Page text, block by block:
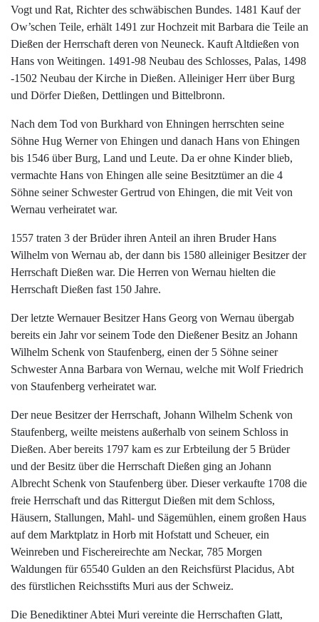
Vogt und Rat, Richter des schwäbischen Bundes. 1481 Kauf der
Ow’schen Teile, erhält 1491 zur Hochzeit mit Barbara die Teile an
Dießen der Herrschaft deren von Neuneck. Kauft Altdießen von
Hans von Weitingen. 1491-98 Neubau des Schlosses, Palas, 1498
-1502 Neubau der Kirche in Dießen. Alleiniger Herr über Burg
und Dörfer Dießen, Dettlingen und Bittelbronn.
Nach dem Tod von Burkhard von Ehningen herrschten seine
Söhne Hug Werner von Ehingen und danach Hans von Ehingen
bis 1546 über Burg, Land und Leute. Da er ohne Kinder blieb,
vermachte Hans von Ehingen alle seine Besitztümer an die 4
Söhne seiner Schwester Gertrud von Ehingen, die mit Veit von
Wernau verheiratet war.
1557 traten 3 der Brüder ihren Anteil an ihren Bruder Hans
Wilhelm von Wernau ab, der dann bis 1580 alleiniger Besitzer der
Herrschaft Dießen war. Die Herren von Wernau hielten die
Herrschaft Dießen fast 150 Jahre.
Der letzte Wernauer Besitzer Hans Georg von Wernau übergab
bereits ein Jahr vor seinem Tode den Dießener Besitz an Johann
Wilhelm Schenk von Staufenberg, einen der 5 Söhne seiner
Schwester Anna Barbara von Wernau, welche mit Wolf Friedrich
von Staufenberg verheiratet war.
Der neue Besitzer der Herrschaft, Johann Wilhelm Schenk von
Staufenberg, weilte meistens außerhalb von seinem Schloss in
Dießen. Aber bereits 1797 kam es zur Erbteilung der 5 Brüder
und der Besitz über die Herrschaft Dießen ging an Johann
Albrecht Schenk von Staufenberg über. Dieser verkaufte 1708 die
freie Herrschaft und das Rittergut Dießen mit dem Schloss,
Häusern, Stallungen, Mahl- und Sägemühlen, einem großen Haus
auf dem Marktplatz in Horb mit Hofstatt und Scheuer, ein
Weinreben und Fischereirechte am Neckar, 785 Morgen
Waldungen für 65540 Gulden an den Reichsfürst Placidus, Abt
des fürstlichen Reichsstifts Muri aus der Schweiz.
Die Benediktiner Abtei Muri vereinte die Herrschaften Glatt,